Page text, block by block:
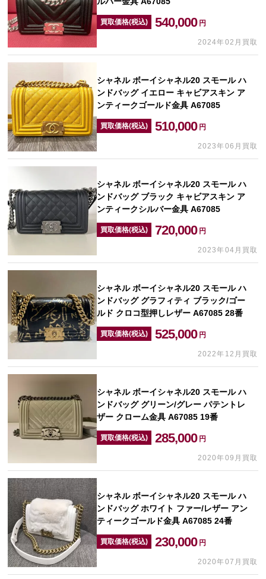
買取価格(税込) 540,000 円
2024年02月買取
シャネル ボーイシャネル20 スモール ハ
ンドバッグ イエロー キャビアスキン ア
ンティークゴールド金具 A67085
買取価格(税込) 510,000 円
2023年06月買取
シャネル ボーイシャネル20 スモール ハ
ンドバッグ ブラック キャビアスキン ア
ンティークシルバー金具 A67085
買取価格(税込) 720,000 円
2023年04月買取
シャネル ボーイシャネル20 スモール ハ
ンドバッグ グラフィティ ブラック/ゴー
ルド クロコ型押しレザー A67085 28番
買取価格(税込) 525,000 円
2022年12月買取
シャネル ボーイシャネル20 スモール ハ
ンドバッグ グリーン/グレー パテントレ
ザー クローム金具 A67085 19番
買取価格(税込) 285,000 円
2020年09月買取
シャネル ボーイシャネル20 スモール ハ
ンドバッグ ホワイト ファー/レザー アン
ティークゴールド金具 A67085 24番
買取価格(税込) 230,000 円
2020年07月買取